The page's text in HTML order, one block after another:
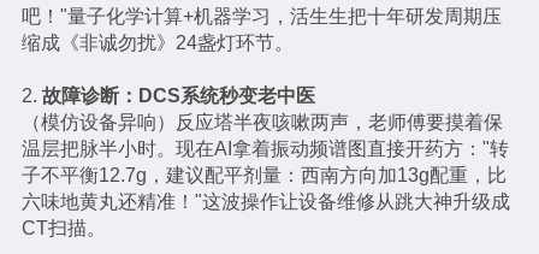
吧！"量子化学计算+机器学习，活生生把十年研发周期压
缩成《非诚勿扰》24盏灯环节。
2. 故障诊断：DCS系统秒变老中医
（模仿设备异响）反应塔半夜咳嗽两声，老师傅要摸着保
温层把脉半小时。现在AI拿着振动频谱图直接开药方："转
子不平衡12.7g，建议配平剂量：西南方向加13g配重，比
六味地黄丸还精准！"这波操作让设备维修从跳大神升级成
CT扫描。